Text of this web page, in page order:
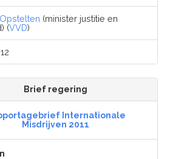
Opstelten (minister justitie en
(VVD)
Brief regering
Internationale
Misdrijven 2011